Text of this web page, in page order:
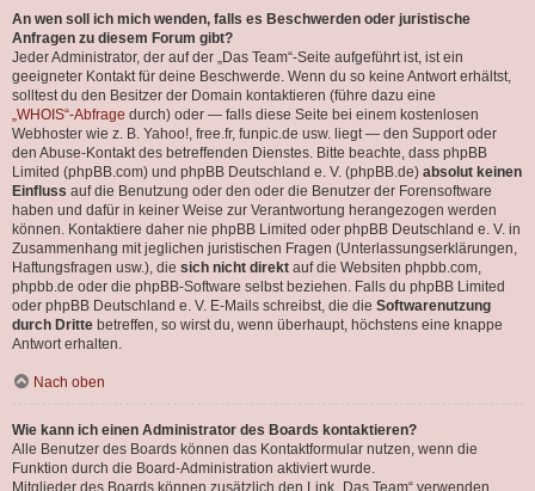
An wen soll ich mich wenden, falls es Beschwerden oder juristische
Anfragen zu diesem Forum gibt?
Jeder Administrator, der auf der „Das Team“-Seite aufgeführt ist, ist ein
geeigneter Kontakt für deine Beschwerde. Wenn du so keine Antwort erhältst,
solltest du den Besitzer der Domain kontaktieren (führe dazu eine
„WHOIS“-Abfrage durch) oder — falls diese Seite bei einem kostenlosen
Webhoster wie z. B. Yahoo!, free.fr, funpic.de usw. liegt — den Support oder
den Abuse-Kontakt des betreffenden Dienstes. Bitte beachte, dass phpBB
Limited (phpBB.com) und phpBB Deutschland e. V. (phpBB.de) absolut keinen
Einfluss auf die Benutzung oder den oder die Benutzer der Forensoftware
haben und dafür in keiner Weise zur Verantwortung herangezogen werden
können. Kontaktiere daher nie phpBB Limited oder phpBB Deutschland e. V. in
Zusammenhang mit jeglichen juristischen Fragen (Unterlassungserklärungen,
Haftungsfragen usw.), die sich nicht direkt auf die Websiten phpbb.com,
phpbb.de oder die phpBB-Software selbst beziehen. Falls du phpBB Limited
oder phpBB Deutschland e. V. E-Mails schreibst, die die Softwarenutzung
durch Dritte betreffen, so wirst du, wenn überhaupt, höchstens eine knappe
Antwort erhalten.
Nach oben
Wie kann ich einen Administrator des Boards kontaktieren?
Alle Benutzer des Boards können das Kontaktformular nutzen, wenn die
Funktion durch die Board-Administration aktiviert wurde.
Mitglieder des Boards können zusätzlich den Link „Das Team“ verwenden.